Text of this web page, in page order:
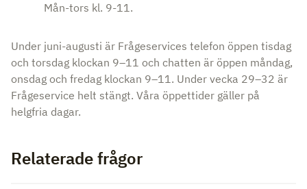
Mån-tors kl. 9-11.
Under juni-augusti är Frågeservices telefon öppen tisdag
och torsdag klockan 9–11 och chatten är öppen måndag,
onsdag och fredag klockan 9–11. Under vecka 29–32 är
Frågeservice helt stängt. Våra öppettider gäller på
helgfria dagar.
Relaterade frågor